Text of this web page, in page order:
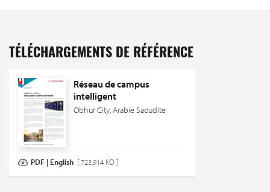
TÉLÉCHARGEMENTS DE RÉFÉRENCE
Réseau de campus
intelligent
Obhur City, Arabie Saoudite
PDF | English [ 723,914 KO ]